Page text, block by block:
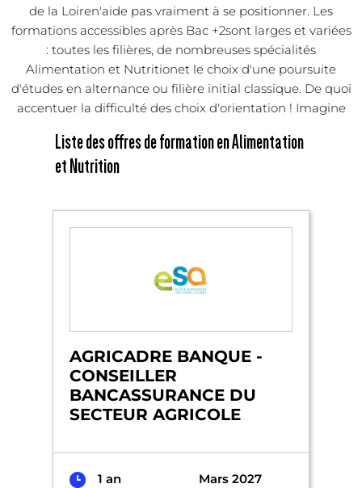
de la Loiren'aide pas vraiment à se positionner. Les
formations accessibles après Bac +2sont larges et variées
: toutes les filières, de nombreuses spécialités
Alimentation et Nutritionet le choix d'une poursuite
d'études en alternance ou filière initial classique. De quoi
accentuer la difficulté des choix d'orientation ! Imagine
Liste des offres de formation en Alimentation
et Nutrition
AGRICADRE BANQUE -
CONSEILLER
BANCASSURANCE DU
SECTEUR AGRICOLE
1 an
Mars 2027